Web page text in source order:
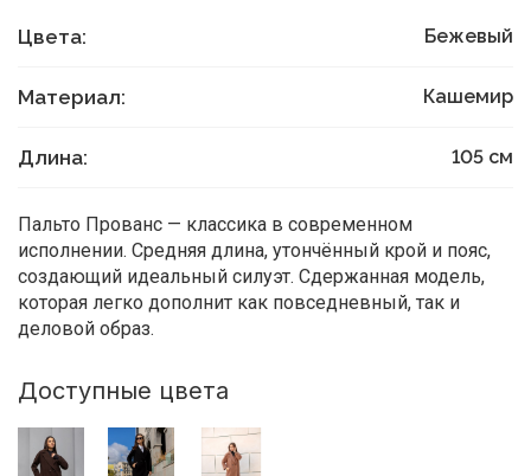
Цвета: Бежевый
Материал: Кашемир
Длина: 105 см
Пальто Прованс — классика в современном
исполнении. Средняя длина, утончённый крой и пояс,
создающий идеальный силуэт. Сдержанная модель,
которая легко дополнит как повседневный, так и
деловой образ.
Доступные цвета